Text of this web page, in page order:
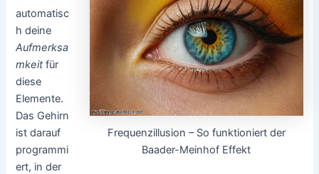
Frequenzillusion – So funktioniert der
Baader-Meinhof Effekt
automatisc
h deine
Aufmerksa
mkeitfür
diese
Elemente.
Das Gehirn
ist darauf
programmi
ert, in der